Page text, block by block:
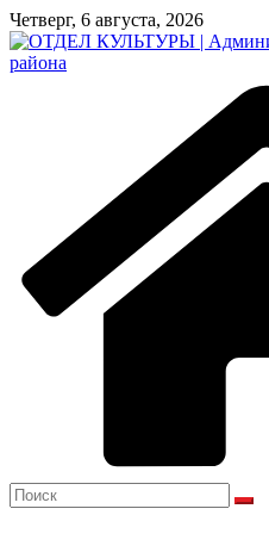
Перейти
к
содержимому
Четверг, 6 августа, 2026